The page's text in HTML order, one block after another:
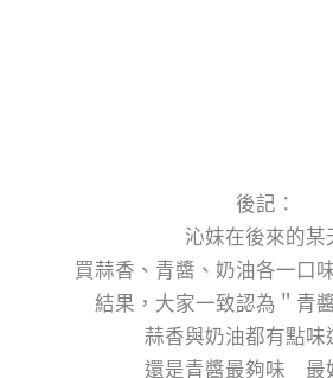
後記：
沁妹在後來的某
買蒜香、青醬、奶油各一口
結果，大家一致認為＂青
蒜香與奶油都有點味
還是青醬最夠味 最